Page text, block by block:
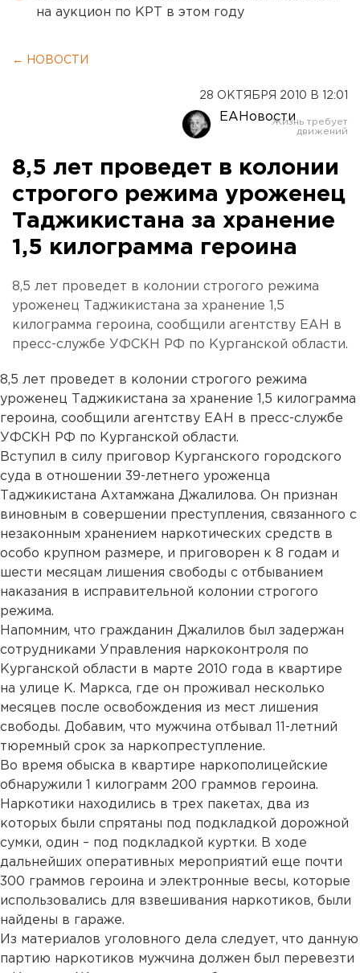
на аукцион по КРТ в этом году
← НОВОСТИ
28 ОКТЯБРЯ 2010 В 12:01
ЕАНовости
8,5 лет проведет в колонии
строгого режима уроженец
Таджикистана за хранение
1,5 килограмма героина
8,5 лет проведет в колонии строгого режима
уроженец Таджикистана за хранение 1,5
килограмма героина, сообщили агентству ЕАН в
пресс-службе УФСКН РФ по Курганской области.
8,5 лет проведет в колонии строгого режима
уроженец Таджикистана за хранение 1,5 килограмма
героина, сообщили агентству ЕАН в пресс-службе
УФСКН РФ по Курганской области.
Вступил в силу приговор Курганского городского
суда в отношении 39-летнего уроженца
Таджикистана Ахтамжана Джалилова. Он признан
виновным в совершении преступления, связанного с
незаконным хранением наркотических средств в
особо крупном размере, и приговорен к 8 годам и
шести месяцам лишения свободы с отбыванием
наказания в исправительной колонии строгого
режима.
Напомним, что гражданин Джалилов был задержан
сотрудниками Управления наркоконтроля по
Курганской области в марте 2010 года в квартире
на улице К. Маркса, где он проживал несколько
месяцев после освобождения из мест лишения
свободы. Добавим, что мужчина отбывал 11-летний
тюремный срок за наркопреступление.
Во время обыска в квартире наркополицейские
обнаружили 1 килограмм 200 граммов героина.
Наркотики находились в трех пакетах, два из
которых были спрятаны под подкладкой дорожной
сумки, один – под подкладкой куртки. В ходе
дальнейших оперативных мероприятий еще почти
300 граммов героина и электронные весы, которые
использовались для взвешивания наркотиков, были
найдены в гараже.
Из материалов уголовного дела следует, что данную
партию наркотиков мужчина должен был перевезти